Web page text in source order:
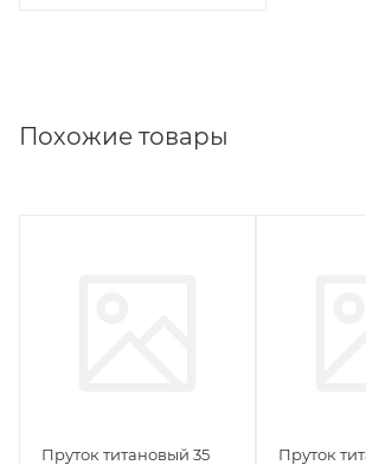
Похожие товары
Пруток титановый 35
Пруток